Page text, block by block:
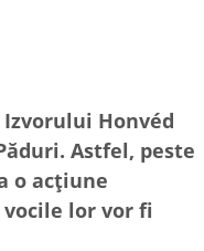
Honvéd
Astfel, peste
o acțiune
lor vor fi